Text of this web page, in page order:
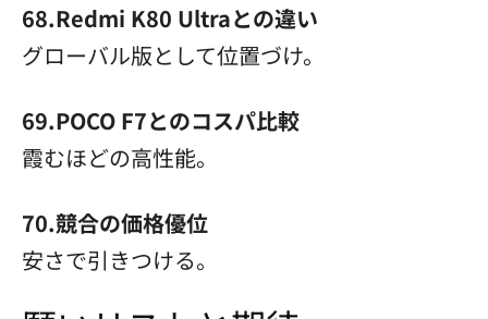
68.Redmi K80 Ultraとの違い
グローバル版として位置づけ。
69.POCO F7とのコスパ比較
霞むほどの高性能。
70.競合の価格優位
安さで引きつける。